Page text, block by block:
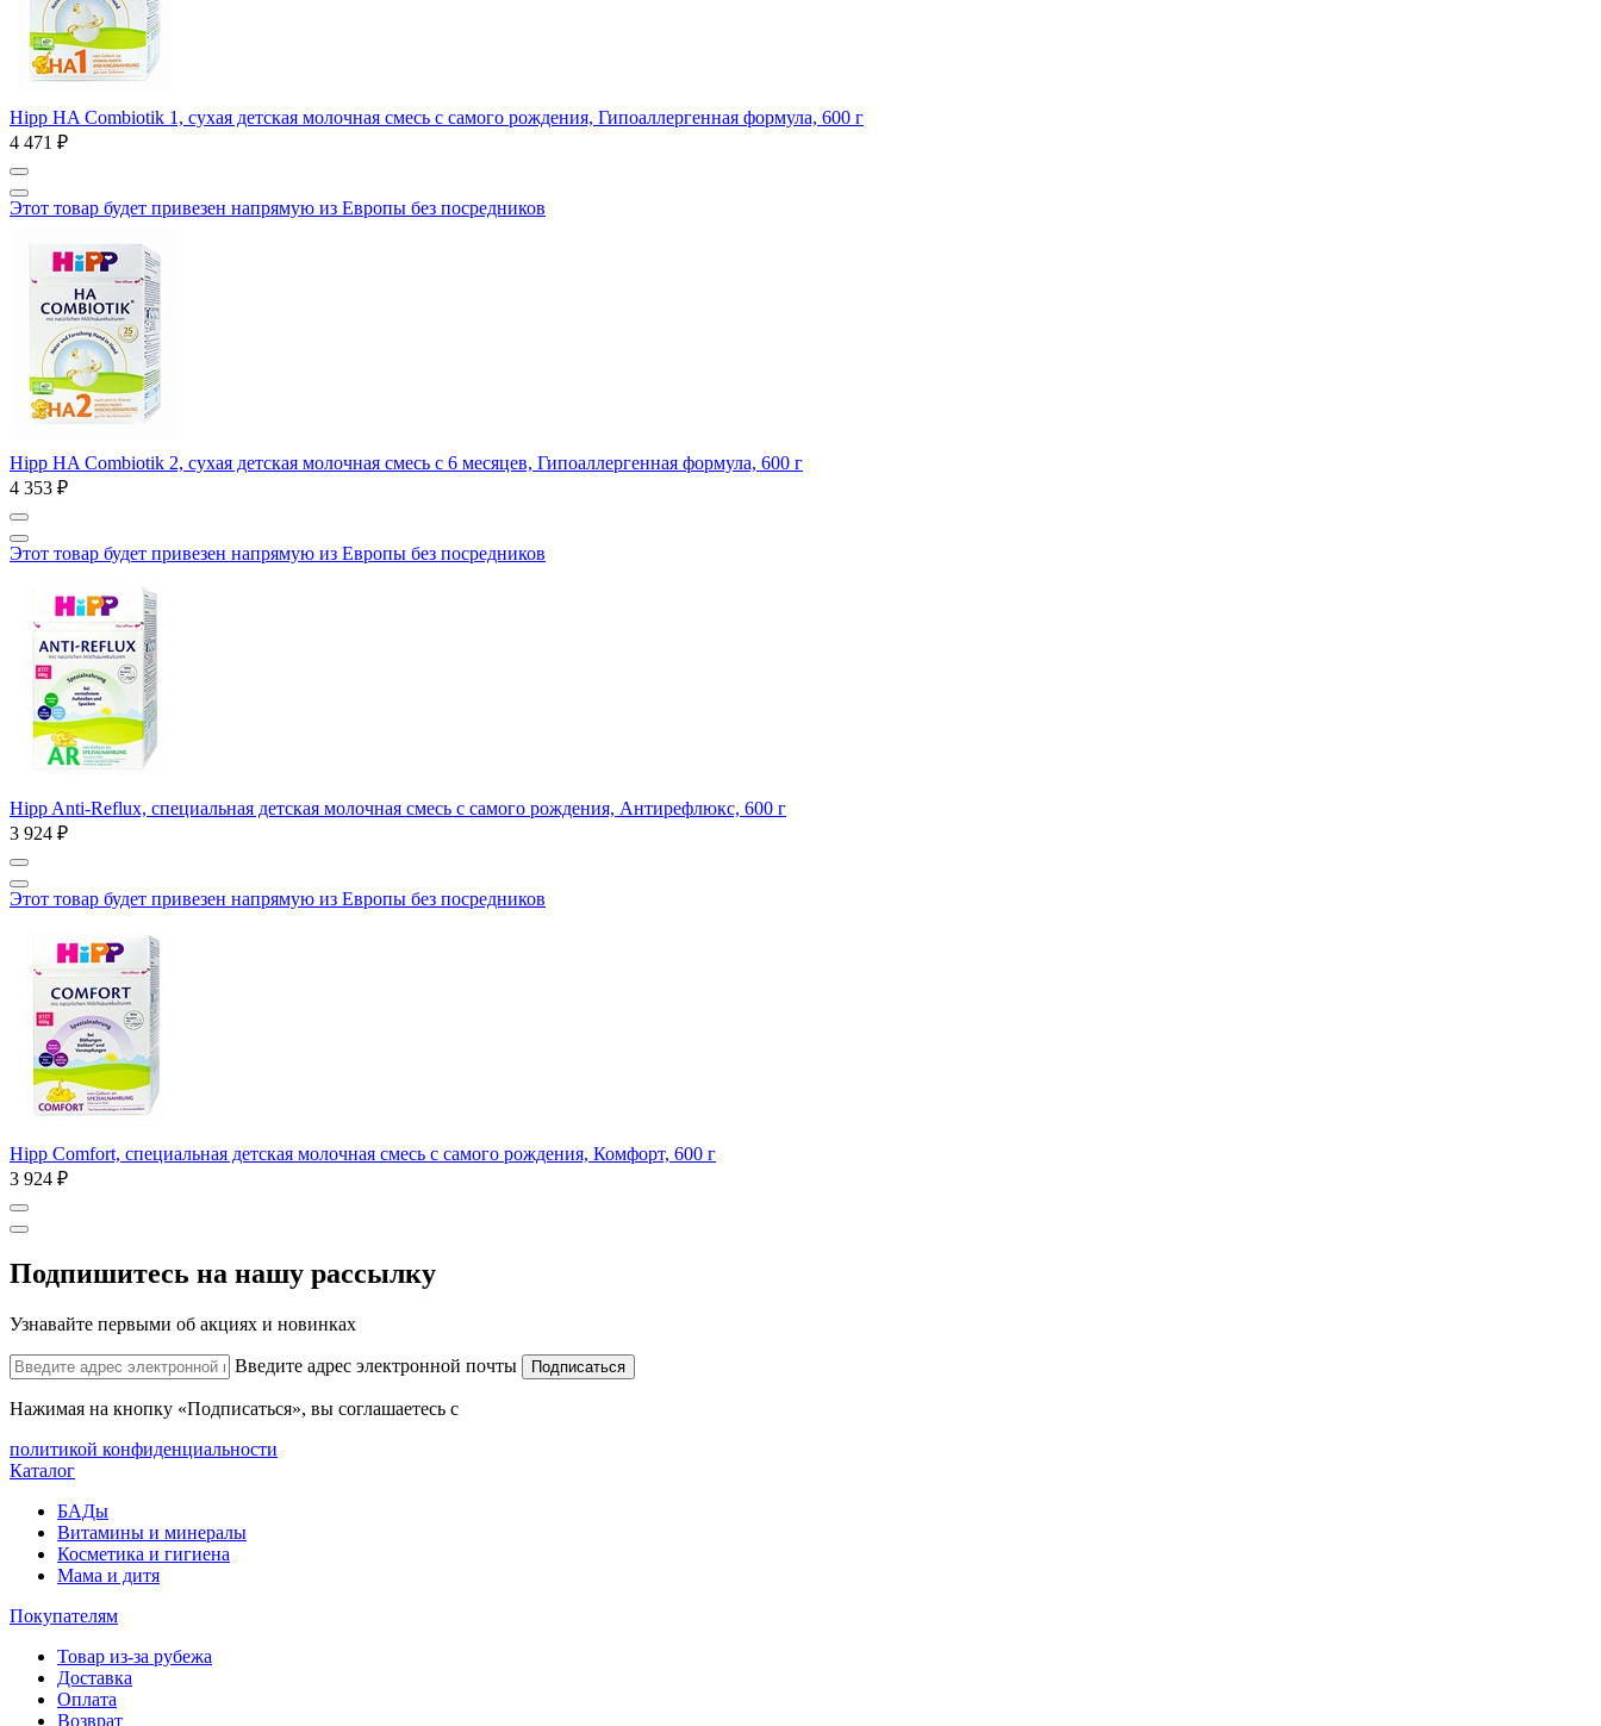
Hipp HA Combiotik 1, сухая детская молочная смесь с самого рождения, Гипоаллергенная формула, 600 г
4 471 ₽
Этот товар будет привезен напрямую из Европы без посредников
Hipp HA Combiotik 2, сухая детская молочная смесь с 6 месяцев, Гипоаллергенная формула, 600 г
4 353 ₽
Этот товар будет привезен напрямую из Европы без посредников
Hipp Anti-Reflux, cпециальная детская молочная смесь с самого рождения, Антирефлюкс, 600 г
3 924 ₽
Этот товар будет привезен напрямую из Европы без посредников
Hipp Comfort, специальная детская молочная смесь с самого рождения, Комфорт, 600 г
3 924 ₽
Подпишитесь на нашу рассылку
Узнавайте первыми об акциях и новинках
Введите адрес электронной почты Подписаться
Нажимая на кнопку «Подписаться», вы соглашаетесь с
политикой конфиденциальности
Каталог
БАДы
Витамины и минералы
Косметика и гигиена
Мама и дитя
Покупателям
Товар из-за рубежа
Доставка
Оплата
Возврат